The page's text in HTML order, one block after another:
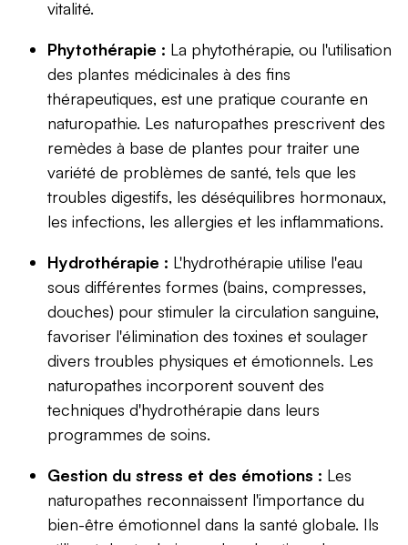
vitalité.
Phytothérapie : La phytothérapie, ou l'utilisation
des plantes médicinales à des fins
thérapeutiques, est une pratique courante en
naturopathie. Les naturopathes prescrivent des
remèdes à base de plantes pour traiter une
variété de problèmes de santé, tels que les
troubles digestifs, les déséquilibres hormonaux,
les infections, les allergies et les inflammations.
Hydrothérapie : L'hydrothérapie utilise l'eau
sous différentes formes (bains, compresses,
douches) pour stimuler la circulation sanguine,
favoriser l'élimination des toxines et soulager
divers troubles physiques et émotionnels. Les
naturopathes incorporent souvent des
techniques d'hydrothérapie dans leurs
programmes de soins.
Gestion du stress et des émotions : Les
naturopathes reconnaissent l'importance du
bien-être émotionnel dans la santé globale. Ils